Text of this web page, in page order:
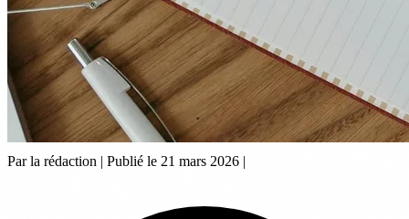
Par la rédaction | Publié le 21 mars 2026 |